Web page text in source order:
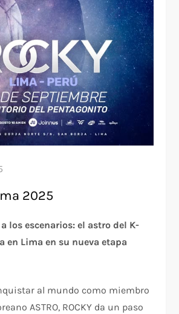
2025
a los escenarios: el astro del K-
en Lima en su nueva etapa
al mundo como miembro
ASTRO, ROCKY da un paso